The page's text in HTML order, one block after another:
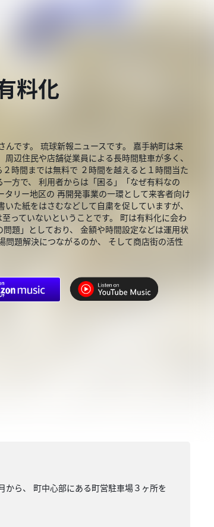
料化
です。 琉球新報ニュースです。 嘉手納町は来
辺住民や店舗従業員による長時間駐車が多く、
時間までは無料で ２時間を越えると１時間当た
方で、 利用者からは「困る」「なぜ有料なの
リー地区の 再開発事業の一環として来客者向け
た紙をはさむなどして自粛を促していますが、
っていないということです。 町は有料化に会わ
題」としており、 金額や時間設定などは運用状
題解決につながるのか、 そして商店街の活性
ら、 町中心部にある町営駐車場３ヶ所を